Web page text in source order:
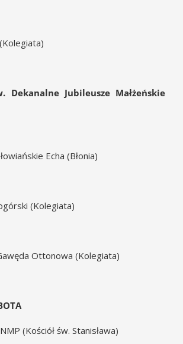
Dekanalne Jubileusze Małżeńskie
Echa (Błonia)
(Kolegiata)
Ottonowa (Kolegiata)
(Kościół św. Stanisława)